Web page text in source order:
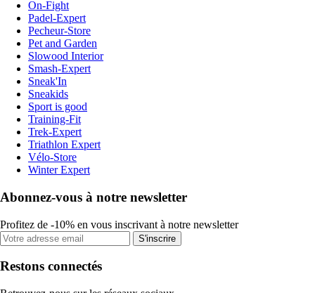
On-Fight
Padel-Expert
Pecheur-Store
Pet and Garden
Slowood Interior
Smash-Expert
Sneak'In
Sneakids
Sport is good
Training-Fit
Trek-Expert
Triathlon Expert
Vélo-Store
Winter Expert
Abonnez-vous à notre newsletter
Profitez de -10% en vous inscrivant à notre newsletter
S'inscrire
Restons connectés